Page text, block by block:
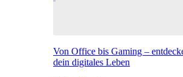
Von Office bis Gaming –
dein digitales Leben